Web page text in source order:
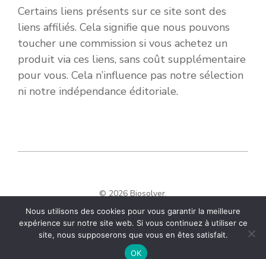
Certains liens présents sur ce site sont des
liens affiliés. Cela signifie que nous pouvons
toucher une commission si vous achetez un
produit via ces liens, sans coût supplémentaire
pour vous. Cela n’influence pas notre sélection
ni notre indépendance éditoriale.
© 2026 Biosolver.
Nous utilisons des cookies pour vous garantir la meilleure
expérience sur notre site web. Si vous continuez à utiliser ce
site, nous supposerons que vous en êtes satisfait.
OK